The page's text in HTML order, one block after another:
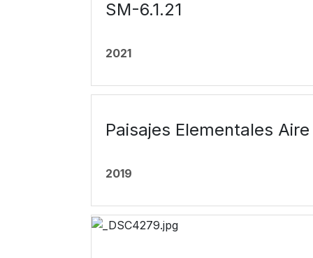
SM-6.1.21
2021
Paisajes Elementales
2019